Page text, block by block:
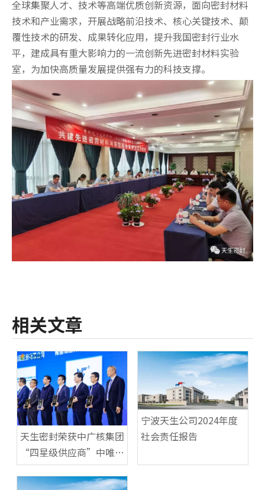
全球集聚人才、技术等高端优质创新资源，面向密封材料
技术和产业需求，开展战略前沿技术、核心关键技术、颠
覆性技术的研发、成果转化应用，提升我国密封行业水
平，建成具有重大影响力的一流创新先进密封材料实验
室，为加快高质量发展提供强有力的科技支撑。
相关文章
天生密封荣获中广核集团
“四星级供应商”中唯一
的密封件供应商
宁波天生公司2024年度
社会责任报告